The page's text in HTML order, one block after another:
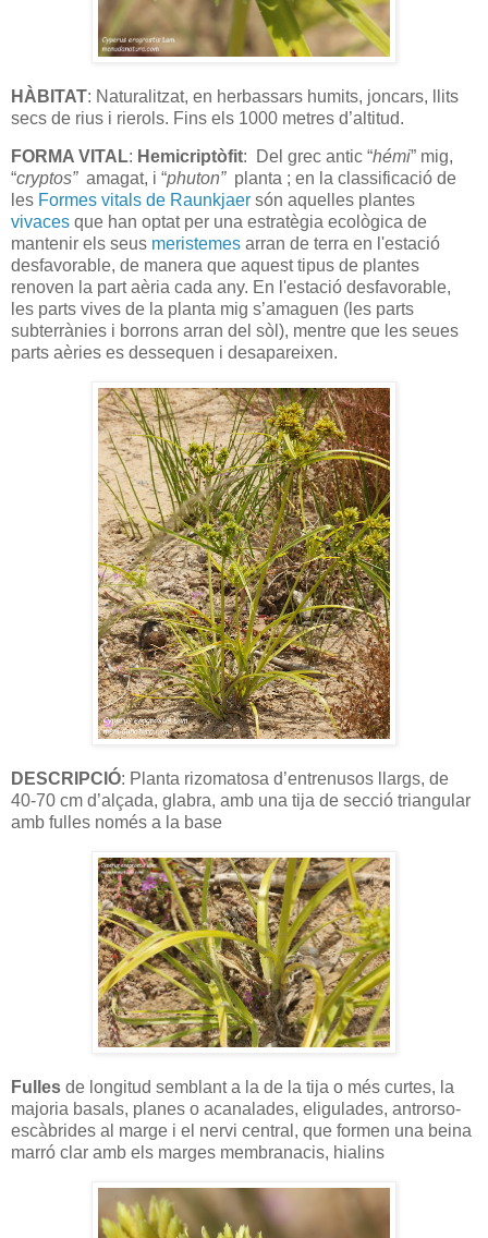
HÀBITAT: Naturalitzat, en herbassars humits, joncars, llits
secs de rius i rierols. Fins els 1000 metres d’altitud.
FORMA VITAL: Hemicriptòfit: Del grec antic “hémi” mig,
“cryptos” amagat, i “phuton” planta ; en la classificació de
les Formes vitals de Raunkjaer són aquelles plantes
vivaces que han optat per una estratègia ecològica de
mantenir els seus meristemes arran de terra en l'estació
desfavorable, de manera que aquest tipus de plantes
renoven la part aèria cada any. En l'estació desfavorable,
les parts vives de la planta mig s’amaguen (les parts
subterrànies i borrons arran del sòl), mentre que les seues
parts aèries es dessequen i desapareixen.
DESCRIPCIÓ: Planta rizomatosa d’entrenusos llargs, de
40-70 cm d’alçada, glabra, amb una tija de secció triangular
amb fulles només a la base
Fulles de longitud semblant a la de la tija o més curtes, la
majoria basals, planes o acanalades, eligulades, antrorso-
escàbrides al marge i el nervi central, que formen una beina
marró clar amb els marges membranacis, hialins